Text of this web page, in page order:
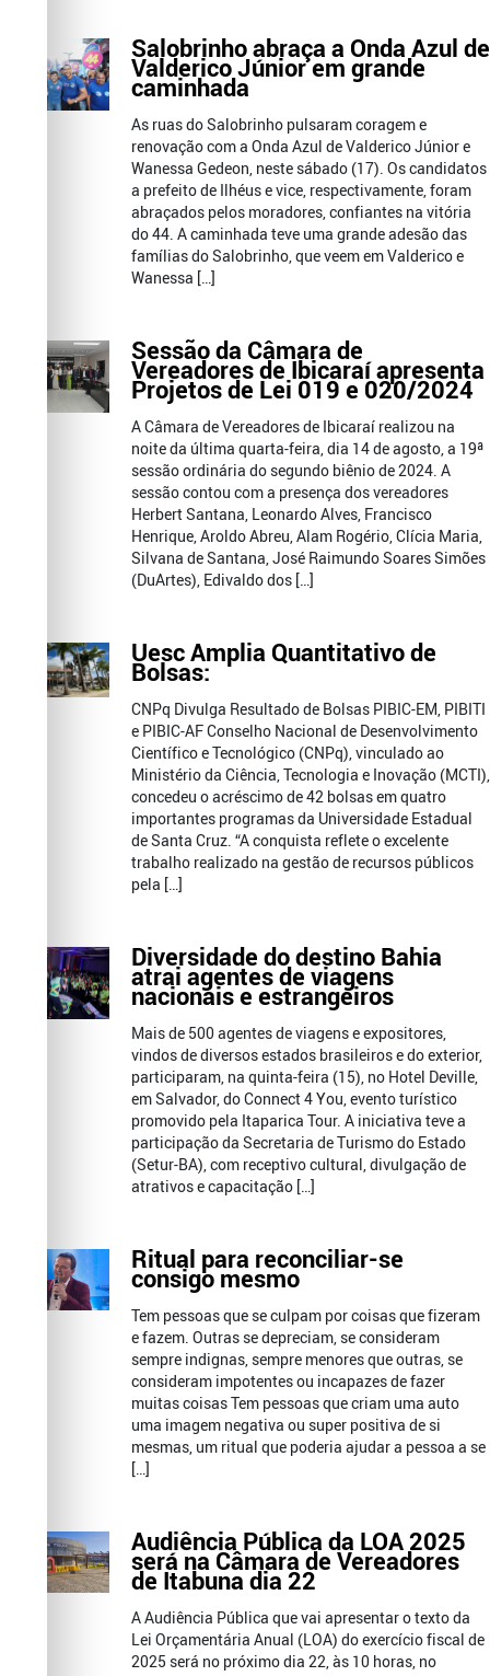
Salobrinho abraça a Onda Azul de
Valderico Júnior em grande
caminhada
As ruas do Salobrinho pulsaram coragem e
renovação com a Onda Azul de Valderico Júnior e
Wanessa Gedeon, neste sábado (17). Os candidatos
a prefeito de Ilhéus e vice, respectivamente, foram
abraçados pelos moradores, confiantes na vitória
do 44. A caminhada teve uma grande adesão das
famílias do Salobrinho, que veem em Valderico e
Wanessa […]
Sessão da Câmara de
Vereadores de Ibicaraí apresenta
Projetos de Lei 019 e 020/2024
A Câmara de Vereadores de Ibicaraí realizou na
noite da última quarta-feira, dia 14 de agosto, a 19ª
sessão ordinária do segundo biênio de 2024. A
sessão contou com a presença dos vereadores
Herbert Santana, Leonardo Alves, Francisco
Henrique, Aroldo Abreu, Alam Rogério, Clícia Maria,
Silvana de Santana, José Raimundo Soares Simões
(DuArtes), Edivaldo dos […]
Uesc Amplia Quantitativo de
Bolsas:
CNPq Divulga Resultado de Bolsas PIBIC-EM, PIBITI
e PIBIC-AF Conselho Nacional de Desenvolvimento
Científico e Tecnológico (CNPq), vinculado ao
Ministério da Ciência, Tecnologia e Inovação (MCTI),
concedeu o acréscimo de 42 bolsas em quatro
importantes programas da Universidade Estadual
de Santa Cruz. “A conquista reflete o excelente
trabalho realizado na gestão de recursos públicos
pela […]
Diversidade do destino Bahia
atrai agentes de viagens
nacionais e estrangeiros
Mais de 500 agentes de viagens e expositores,
vindos de diversos estados brasileiros e do exterior,
participaram, na quinta-feira (15), no Hotel Deville,
em Salvador, do Connect 4 You, evento turístico
promovido pela Itaparica Tour. A iniciativa teve a
participação da Secretaria de Turismo do Estado
(Setur-BA), com receptivo cultural, divulgação de
atrativos e capacitação […]
Ritual para reconciliar-se
consigo mesmo
Tem pessoas que se culpam por coisas que fizeram
e fazem. Outras se depreciam, se consideram
sempre indignas, sempre menores que outras, se
consideram impotentes ou incapazes de fazer
muitas coisas Tem pessoas que criam uma auto
uma imagem negativa ou super positiva de si
mesmas, um ritual que poderia ajudar a pessoa a se
[…]
Audiência Pública da LOA 2025
será na Câmara de Vereadores
de Itabuna dia 22
A Audiência Pública que vai apresentar o texto da
Lei Orçamentária Anual (LOA) do exercício fiscal de
2025 será no próximo dia 22, às 10 horas, no